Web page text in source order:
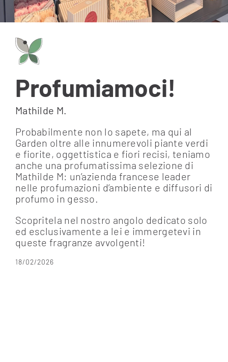
Profumiamoci!
Mathilde M.
Probabilmente non lo sapete, ma qui al
Garden oltre alle innumerevoli piante verdi
e fiorite, oggettistica e fiori recisi, teniamo
anche una profumatissima selezione di
Mathilde M: un’azienda francese leader
nelle profumazioni d’ambiente e diffusori di
profumo in gesso.
Scopritela nel nostro angolo dedicato solo
ed esclusivamente a lei e immergetevi in
queste fragranze avvolgenti!
18/02/2026